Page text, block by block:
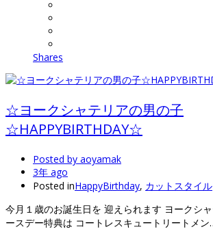
Shares
☆ヨークシャテリアの男の子
☆HAPPYBIRTHDAY☆
Posted by aoyamak
3年 ago
Posted inHappyBirthday, カットスタイル
今月１歳のお誕生日を 迎えられます ヨークシ
ースデー特典は コートレスキュートリートメ